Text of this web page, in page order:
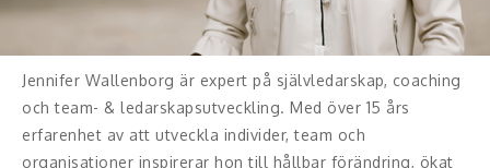
Jennifer Wallenborg är expert på självledarskap, coaching
och team- & ledarskapsutveckling. Med över 15 års
erfarenhet av att utveckla individer, team och
organisationer inspirerar hon till hållbar förändring, ökat